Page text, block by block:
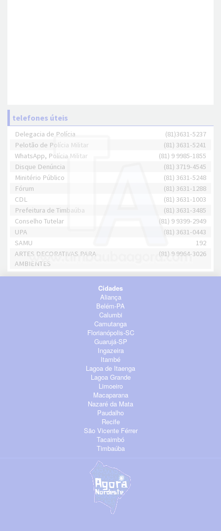
telefones úteis
Delegacia de Polícia
(81)3631-5237
Pelotão de Polícia Militar
(81) 3631-5241
WhatsApp, Polícia Militar
(81) 9 9985-1855
Disque Denúncia
(81) 3719-4545
Minitério Público
(81) 3631-5248
Fórum
(81) 3631-1288
CDL
(81) 3631-1003
Prefeitura de Timbaúba
(81) 3631-3485
Conselho Tutelar
(81) 9 9399-2949
UPA
(81) 3631-0443
SAMU
192
ARTES DECORATIVAS PARA
AMBIENTES
(81) 9 9964-3026
Cidades
Aliança
Belém-PA
Calumbi
Camutanga
Florianópolis-SC
Guarujá-SP
Ingazeira
Itambé
Lagoa de Itaenga
Lagoa Grande
Limoeiro
Macaparana
Nazaré da Mata
Paudalho
Recife
São Vicente Férrer
Tacaimbó
Timbaúba